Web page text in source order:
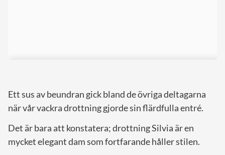
Ett sus av beundran gick bland de övriga deltagarna
när vår vackra drottning gjorde sin flärdfulla entré.
Det är bara att konstatera; drottning Silvia är en
mycket elegant dam som fortfarande håller stilen.